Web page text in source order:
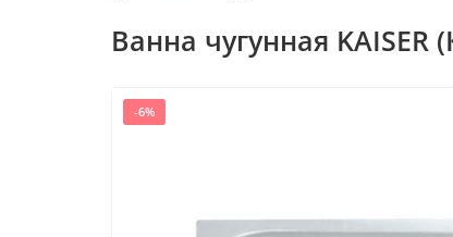
Ванна чугунная
-6%